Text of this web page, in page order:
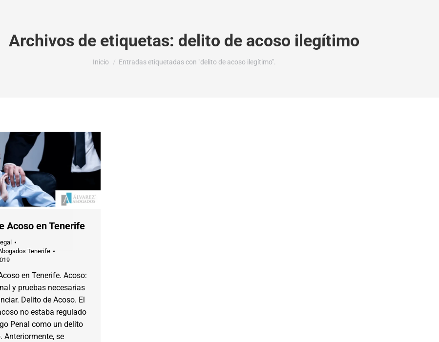
Archivos de etiquetas: delito de acoso ilegítimo
Estás aquí:
Inicio Entradas etiquetadas con "delito de acoso ilegítimo".
Acoso en Tenerife
Tenerife
en Tenerife. Acoso:
y pruebas necesarias
Delito de Acoso. El
no estaba regulado
Penal como un delito
Anteriormente, se